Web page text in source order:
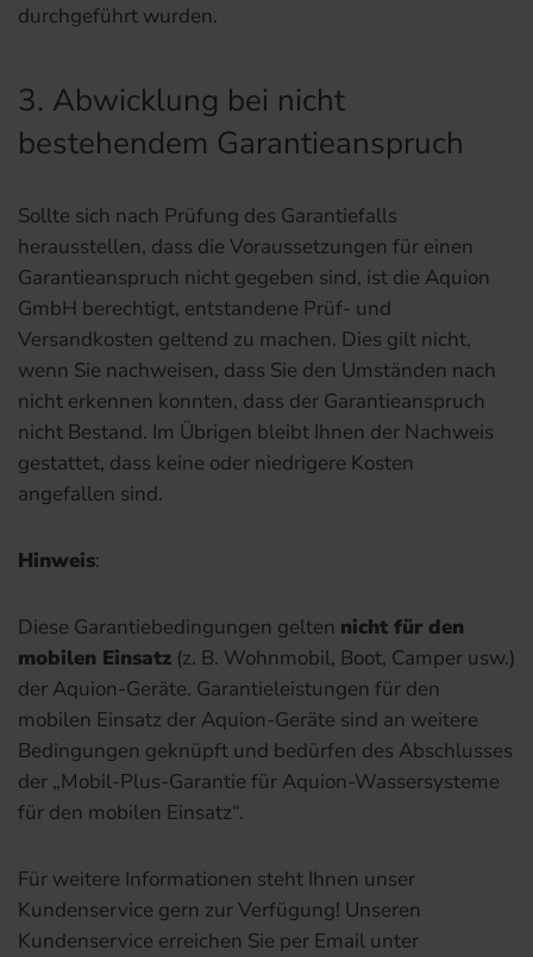
durchgeführt wurden.
3. Abwicklung bei nicht
bestehendem Garantieanspruch
Sollte sich nach Prüfung des Garantiefalls
herausstellen, dass die Voraussetzungen für einen
Garantieanspruch nicht gegeben sind, ist die Aquion
GmbH berechtigt, entstandene Prüf- und
Versandkosten geltend zu machen. Dies gilt nicht,
wenn Sie nachweisen, dass Sie den Umständen nach
nicht erkennen konnten, dass der Garantieanspruch
nicht Bestand. Im Übrigen bleibt Ihnen der Nachweis
gestattet, dass keine oder niedrigere Kosten
angefallen sind.
Hinweis:
Diese Garantiebedingungen gelten nicht für den
mobilen Einsatz (z. B. Wohnmobil, Boot, Camper usw.)
der Aquion-Geräte. Garantieleistungen für den
mobilen Einsatz der Aquion-Geräte sind an weitere
Bedingungen geknüpft und bedürfen des Abschlusses
der „Mobil-Plus-Garantie für Aquion-Wassersysteme
für den mobilen Einsatz“.
Für weitere Informationen steht Ihnen unser
Kundenservice gern zur Verfügung! Unseren
Kundenservice erreichen Sie per Email unter